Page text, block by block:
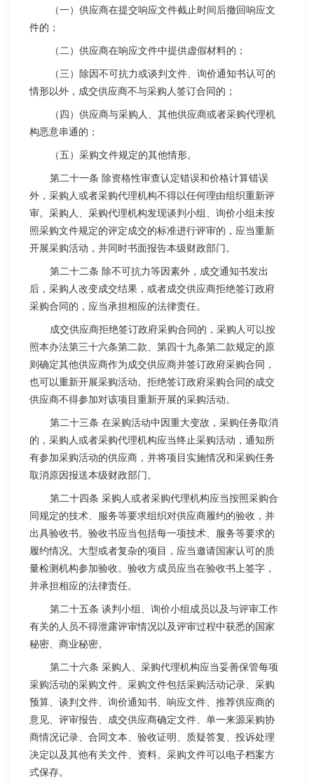
（一）供应商在提交响应文件截止时间后撤回响应文
件的；
（二）供应商在响应文件中提供虚假材料的；
（三）除因不可抗力或谈判文件、询价通知书认可的
情形以外，成交供应商不与采购人签订合同的；
（四）供应商与采购人、其他供应商或者采购代理机
构恶意串通的；
（五）采购文件规定的其他情形。
第二十一条 除资格性审查认定错误和价格计算错误
外，采购人或者采购代理机构不得以任何理由组织重新评
审。采购人、采购代理机构发现谈判小组、询价小组未按
照采购文件规定的评定成交的标准进行评审的，应当重新
开展采购活动，并同时书面报告本级财政部门。
第二十二条 除不可抗力等因素外，成交通知书发出
后，采购人改变成交结果，或者成交供应商拒绝签订政府
采购合同的，应当承担相应的法律责任。
成交供应商拒绝签订政府采购合同的，采购人可以按
照本办法第三十六条第二款、第四十九条第二款规定的原
则确定其他供应商作为成交供应商并签订政府采购合同，
也可以重新开展采购活动。拒绝签订政府采购合同的成交
供应商不得参加对该项目重新开展的采购活动。
第二十三条 在采购活动中因重大变故，采购任务取消
的，采购人或者采购代理机构应当终止采购活动，通知所
有参加采购活动的供应商，并将项目实施情况和采购任务
取消原因报送本级财政部门。
第二十四条 采购人或者采购代理机构应当按照采购合
同规定的技术、服务等要求组织对供应商履约的验收，并
出具验收书。验收书应当包括每一项技术、服务等要求的
履约情况。大型或者复杂的项目，应当邀请国家认可的质
量检测机构参加验收。验收方成员应当在验收书上签字，
并承担相应的法律责任。
第二十五条 谈判小组、询价小组成员以及与评审工作
有关的人员不得泄露评审情况以及评审过程中获悉的国家
秘密、商业秘密。
第二十六条 采购人、采购代理机构应当妥善保管每项
采购活动的采购文件。采购文件包括采购活动记录、采购
预算、谈判文件、询价通知书、响应文件、推荐供应商的
意见、评审报告、成交供应商确定文件、单一来源采购协
商情况记录、合同文本、验收证明、质疑答复、投诉处理
决定以及其他有关文件、资料。采购文件可以电子档案方
式保存。